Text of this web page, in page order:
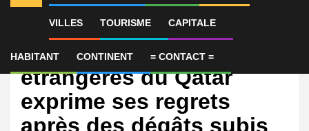
VILLES TOURISME CAPITALE
HABITANT CONTINENT = CONTACT =
International
Le ministère des Affaires
étrangères du Qatar
exprime ses regrets
après des dégâts subis